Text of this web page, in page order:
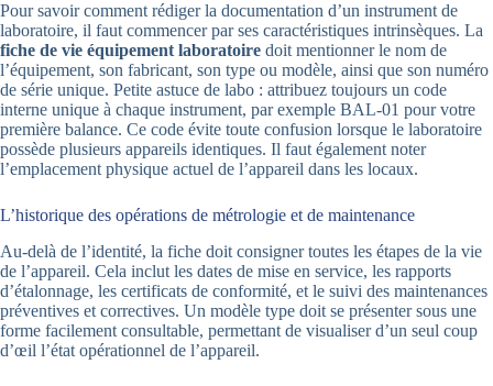
Pour savoir comment rédiger la documentation d’un instrument de
laboratoire, il faut commencer par ses caractéristiques intrinsèques. La
fiche de vie équipement laboratoire doit mentionner le nom de
l’équipement, son fabricant, son type ou modèle, ainsi que son numéro
de série unique. Petite astuce de labo : attribuez toujours un code
interne unique à chaque instrument, par exemple BAL-01 pour votre
première balance. Ce code évite toute confusion lorsque le laboratoire
possède plusieurs appareils identiques. Il faut également noter
l’emplacement physique actuel de l’appareil dans les locaux.
L’historique des opérations de métrologie et de maintenance
Au-delà de l’identité, la fiche doit consigner toutes les étapes de la vie
de l’appareil. Cela inclut les dates de mise en service, les rapports
d’étalonnage, les certificats de conformité, et le suivi des maintenances
préventives et correctives. Un modèle type doit se présenter sous une
forme facilement consultable, permettant de visualiser d’un seul coup
d’œil l’état opérationnel de l’appareil.